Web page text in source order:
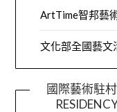
ArtTime智邦藝
文化部全國藝文
國際藝術駐